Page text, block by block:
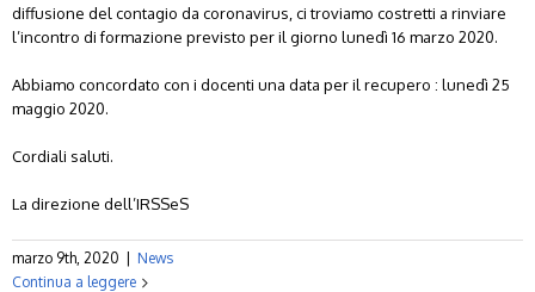
diffusione del contagio da coronavirus, ci troviamo costretti a rinviare
l’incontro di formazione previsto per il giorno lunedì 16 marzo 2020.
Abbiamo concordato con i docenti una data per il recupero : lunedì 25
maggio 2020.
Cordiali saluti.
La direzione dell’IRSSeS
marzo 9th, 2020
News
Continua a leggere